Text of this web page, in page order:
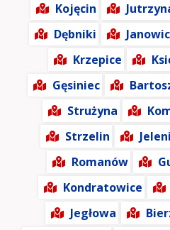
Kojęcin
Dębniki
Krzepice
Gęsiniec
Strużyna
Strzelin
Romanów
Kondratowice
Jegłowa